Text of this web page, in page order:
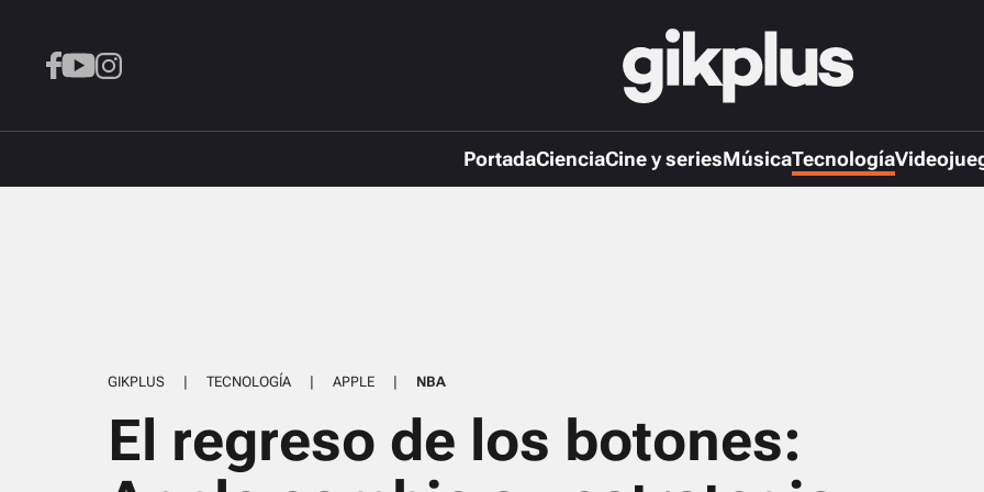
PortadaCienciaCine y seriesMúsicaTecnología
GIKPLUS | TECNOLOGÍA | APPLE | NBA
El regreso de los botones: